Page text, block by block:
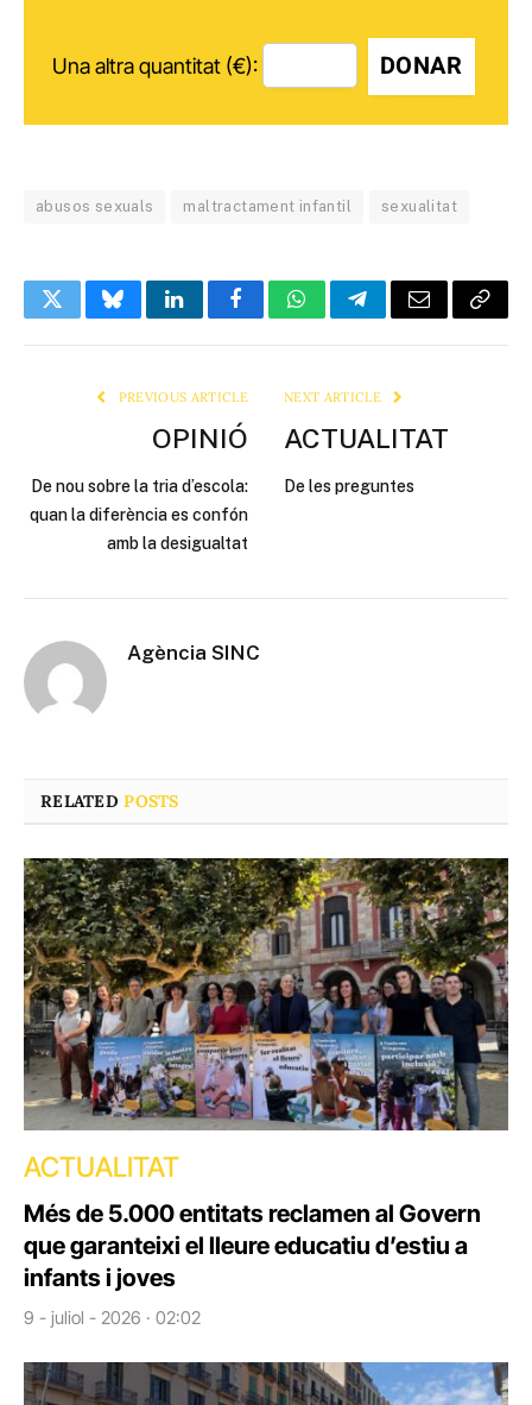
Una altra quantitat (€): DONAR
abusos sexuals maltractament infantil sexualitat
TwitterBlueskyLinkedInFacebookWhatsAppTelegramEmail Copy
PREVIOUS ARTICLE
OPINIÓ
De nou sobre la tria d’escola:
quan la diferència es confón
amb la desigualtat
NEXT ARTICLE
ACTUALITAT
De les preguntes
Agència SINC
RELATEDPOSTS
ACTUALITAT
Més de 5.000 entitats reclamen al Govern
que garanteixi el lleure educatiu d’estiu a
infants i joves
9 - juliol - 2026 · 02:02